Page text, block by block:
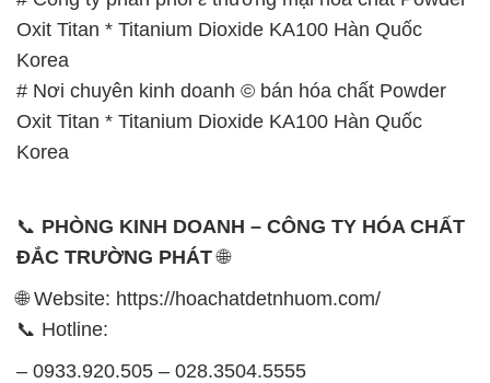
Oxit Titan * Titanium Dioxide KA100 Hàn Quốc
Korea
# Nơi chuyên kinh doanh © bán hóa chất Powder
Oxit Titan * Titanium Dioxide KA100 Hàn Quốc
Korea
📞 PHÒNG KINH DOANH – CÔNG TY HÓA CHẤT
ĐẮC TRƯỜNG PHÁT🌐
🌐 Website: https://hoachatdetnhuom.com/
📞 Hotline:
– 0933.920.505 – 028.3504.5555